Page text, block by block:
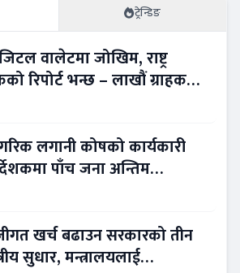
ट्रेन्डिङ
वालेटमा जोखिम, राष्ट्र
रिपोर्ट भन्छ – लाखौं ग्राहकको
लगानी कोषको कार्यकारी
पाँच जना अन्तिम
खर्च बढाउन सरकारको तीन
सुधार, मन्त्रालयलाई